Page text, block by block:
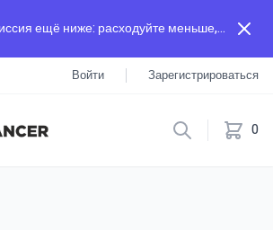
Теперь комиссия ещё ниже: расходуйте меньше, а зарабатывайте больше, чем на других площадках.
Войти Зарегистрироваться
0